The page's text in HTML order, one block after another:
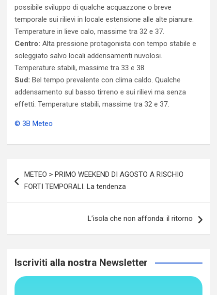
possibile sviluppo di qualche acquazzone o breve
temporale sui rilievi in locale estensione alle alte pianure.
Temperature in lieve calo, massime tra 32 e 37.
Centro: Alta pressione protagonista con tempo stabile e
soleggiato salvo locali addensamenti nuvolosi.
Temperature stabili, massime tra 33 e 38.
Sud: Bel tempo prevalente con clima caldo. Qualche
addensamento sul basso tirreno e sui rilievi ma senza
effetti. Temperature stabili, massime tra 32 e 37.
© 3B Meteo
articoli
METEO > PRIMO WEEKEND DI AGOSTO A RISCHIO
FORTI TEMPORALI. La tendenza
L’isola che non affonda: il ritorno
Iscriviti alla nostra Newsletter